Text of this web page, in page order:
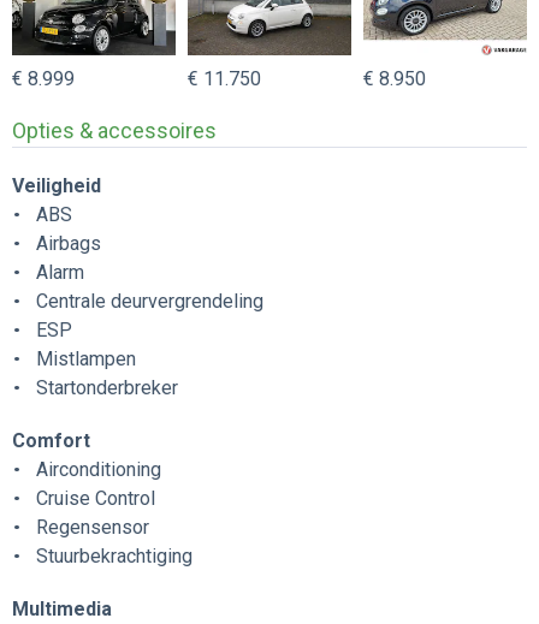
€ 8.999 € 11.750 € 8.950
Opties & accessoires
Veiligheid
ABS
Airbags
Alarm
Centrale deurvergrendeling
ESP
Mistlampen
Startonderbreker
Comfort
Airconditioning
Cruise Control
Regensensor
Stuurbekrachtiging
Multimedia